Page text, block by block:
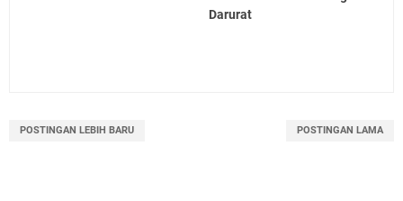
Darurat
POSTINGAN LEBIH BARU POSTINGAN LAMA